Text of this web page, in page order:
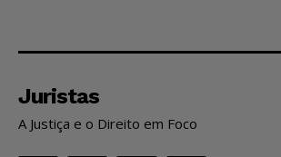
Juristas
A Justiça e o Direito em Foco